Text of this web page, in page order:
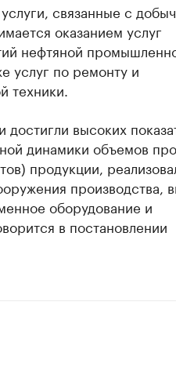
связанные с
оказанием услуг
нефтяной
услуг по ремонту и
техники.
высоких
динамики объемов
продукции,
производства,
оборудование и
в постановлении